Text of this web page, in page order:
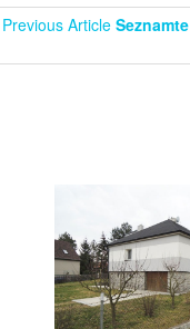
Previous Article